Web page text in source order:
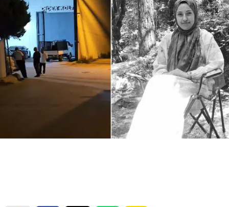
Burdur
Bursa
Çanakkale
Çankırı
Çorum
Denizli
Diyarbakır